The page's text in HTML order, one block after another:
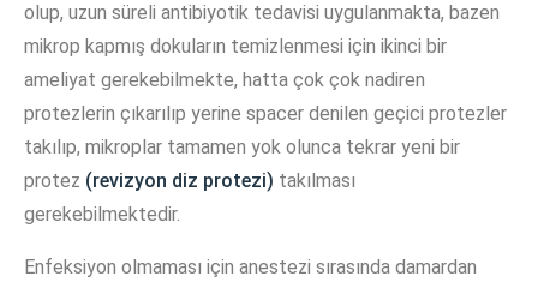
olup, uzun süreli antibiyotik tedavisi uygulanmakta, bazen
mikrop kapmış dokuların temizlenmesi için ikinci bir
ameliyat gerekebilmekte, hatta çok çok nadiren
protezlerin çıkarılıp yerine spacer denilen geçici protezler
takılıp, mikroplar tamamen yok olunca tekrar yeni bir
protez (revizyon diz protezi) takılması
gerekebilmektedir.
Enfeksiyon olmaması için anestezi sırasında damardan